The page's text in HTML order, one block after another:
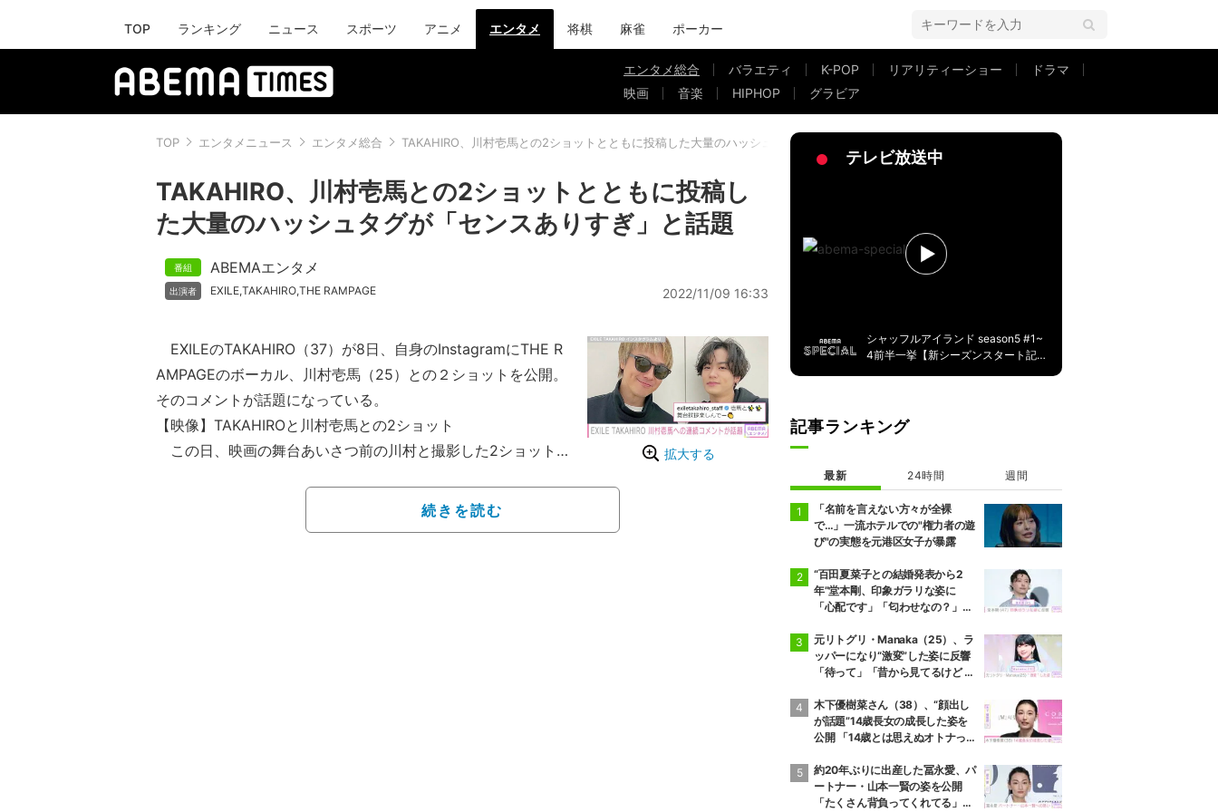
TOP ランキング ニュース スポーツ アニメ エンタメ 将棋 麻雀 ポーカー
エンタメ総合 バラエティ K-POP リアリティーショー
ドラマ
映画
音楽 HIPHOP グラビア
TOP エンタメニュース エンタメ総合 TAKAHIRO、川村壱馬との2ショットとともに投稿した大量のハッシュタグが「センスありすぎ」と話題
TAKAHIRO、川村壱馬との2ショットとともに投稿し
た大量のハッシュタグが「センスありすぎ」と話題
ABEMAエンタメ
EXILE,TAKAHIRO,THE RAMPAGE 2022/11/09 16:33
拡大する
EXILEのTAKAHIRO（37）が8日、自身のInstagramにTHE R
AMPAGEのボーカル、川村壱馬（25）との２ショットを公開。
そのコメントが話題になっている。
【映像】TAKAHIROと川村壱馬との2ショット
この日、映画の舞台あいさつ前の川村と撮影した2ショット
事務所でバッタリ」「#仕上がりバッチリ」「#萌え袖タップ
リ」「#唇ぷっくり」「#可愛いやっぱり」「#魅力にどっぷ
続きを読む
テレビ放送中
シャッフルアイランド season5 #1~
4前半一挙【新シーズンスタート記
記事ランキング
最新 24時間 週間
「名前を言えない方々が全裸
で…」一流ホテルでの"権力者の遊
び"の実態を元港区女子が暴露
“百田夏菜子との結婚発表から2
年”堂本剛、印象ガラリな姿に
「心配です」「匂わせなの？」な
元リトグリ・Manaka（25）、ラ
ッパーになり“激変”した姿に反響
「待って」「昔から見てるけど 最
木下優樹菜さん（38）、“顔出し
が話題”14歳長女の成長した姿を
公開 「14歳とは思えぬオトナっぽ
ぎる」など反響
約20年ぶりに出産した冨永愛、パ
ートナー・山本一賢の姿を公開
「たくさん背負ってくれてる」感